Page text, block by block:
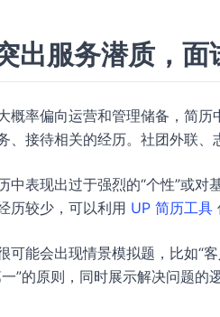
出服务潜质，面
概率偏向运营和管理储备，简
、接待相关的经历。社团外联、
中表现出过于强烈的“个性”或对
历较少，可以利用 UP 简历工具
可能会出现情景模拟题，比如“
”的原则，同时展示解决问题的